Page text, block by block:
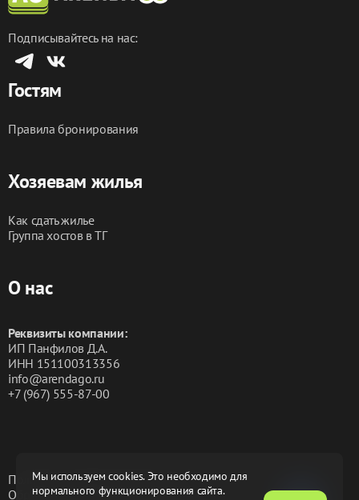
Мы используем cookies. Это необходимо для
нормального функционирования сайта.
Подписывайтесь на нас:
Гостям
Правила бронирования
Хозяевам жилья
Как сдать жилье
Группа хостов в ТГ
О нас
Реквизиты компании:
ИП Панфилов Д.А.
ИНН 151100313356
info@arendago.ru
+7 (967) 555-87-00
Политика конфиденциальности
Обработка персональных данных